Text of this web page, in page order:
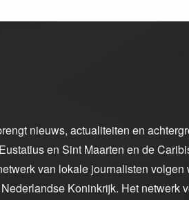
nieuws, actualiteiten en
en Sint Maarten en de
van lokale journalisten
Koninkrijk. Het netwerk